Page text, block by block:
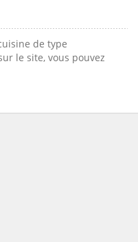
de type
le site, vous pouvez